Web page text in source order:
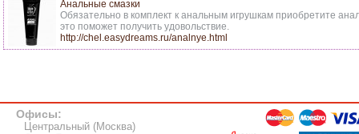
Анальные смазки
Обязательно в комплект к анальным игрушкам приобретите
это поможет получить удовольствие.
http://chel.easydreams.ru/analnye.html
Офисы:
Центральный (Москва)